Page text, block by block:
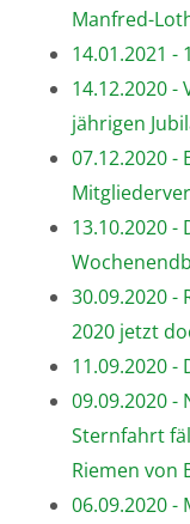
Manfred-
14.01.2021 -
14.12.2020 -
jährigen
07.12.2020 -
13.10.2020
30.09.2020 -
2020 jetzt
11.09.2020 -
09.09.2020 -
Sternfahrt
Riemen von
06.09.2020 -